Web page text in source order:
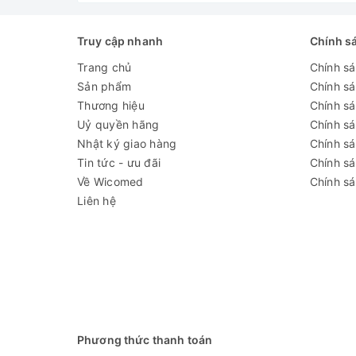
Truy cập nhanh
Trang chủ
Sản phẩm
Thương hiệu
Uỷ quyền hãng
Nhật ký giao hàng
Tin tức - ưu đãi
Về Wicomed
Liên hệ
Chính
Chính
Chính
Chính
Chính
Chính
Chính
Chính
Phương thức thanh toán